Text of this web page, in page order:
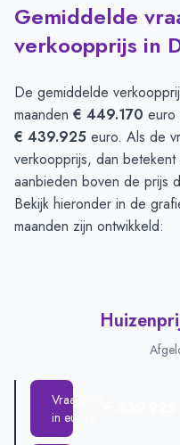
Gemiddelde
verkoopprijs in
De gemiddelde
maanden € 449.170 euro
€ 439.925 euro. Als de
verkoopprijs, dan
aanbieden boven de prijs
Bekijk hieronder in de
maanden zijn ontwikkeld:
Vraagprijs
in euro's